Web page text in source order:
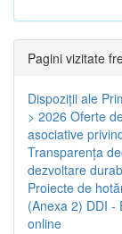
Pagini vizitate
Dispoziţii ale
> 2026 Oferte
asociative
Transparenţa
dezvoltare
Proiecte de
(Anexa 2) DDI -
online